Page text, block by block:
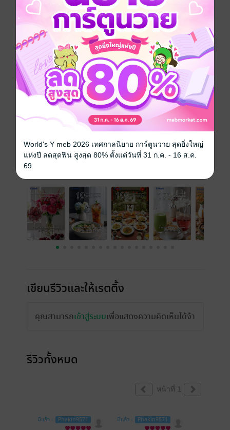
ปรุงอาหาร แต่มันคือสถาปัตยกรรมที่ทำหน้าที่ 'แปรรูป
พลังงาน' จากวัตถุดิบที่อ่อนนุ่ม สู่พื้นผิวที่กรอบทอง
แข็งแกร่ง และเปี่ยมไปด้วยมูลค่า หนังสือเล่มนี้ไม่ใช่เพียง
แค่รวบรวมสูตรอาหาร แต่มันคือการถอดรหัส "มาตรฐาน
สีทอง" ที่ผมบรรจงสร้างขึ้นเพื่อให้เป็นทางลัดสำหรับผู้ที่
ปรารถนาความสำเร็จ
ประเภทไฟล์ pdf
วันที่วางขาย 05 พฤษภาคม 2569
230 หน้า
ราคาปก 550 บาท (ประหยัด 56%)
เรื่องที่คุณน่าจะสนใจ
เขียนรีวิวและให้เรตติ้ง
คุณสามารถเข้าสู่ระบบเพื่อแสดงความคิดเห็นได้จ้า
รีวิวทั้งหมด
หน้าที่ 1
มีแล้ว - Phakin9571 มีแล้ว - Phakin9571
World's Y meb 2026 เทศกาลนิยาย การ์ตูนวาย สุดยิ่งใหญ่
แห่งปี ลดสุดฟิน สูงสุด 80% ตั้งแต่วันที่ 31 ก.ค. - 16 ส.ค.
69